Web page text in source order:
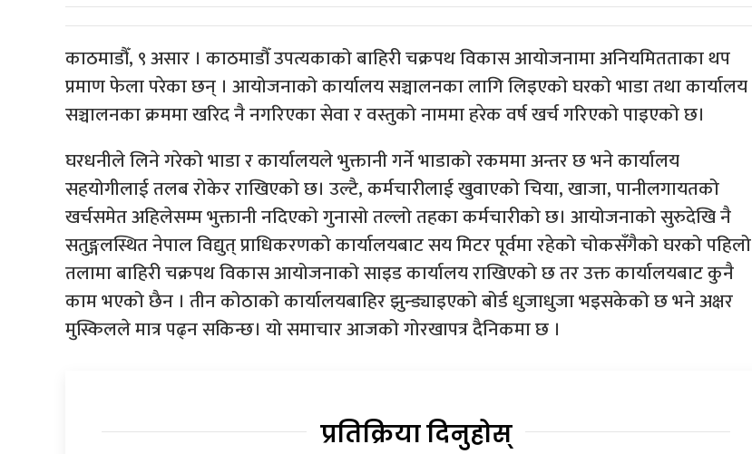
काठमाडौँ, ९ असार । काठमाडौँ उपत्यकाको बाहिरी चक्रपथ विकास आयोजनामा अनियमितताका थप
प्रमाण फेला परेका छन् । आयोजनाको कार्यालय सञ्चालनका लागि लिइएको घरको भाडा तथा कार्यालय
सञ्चालनका क्रममा खरिद नै नगरिएका सेवा र वस्तुको नाममा हरेक वर्ष खर्च गरिएको पाइएको छ।
घरधनीले लिने गरेको भाडा र कार्यालयले भुक्तानी गर्ने भाडाको रकममा अन्तर छ भने कार्यालय
सहयोगीलाई तलब रोकेर राखिएको छ। उल्टै, कर्मचारीलाई खुवाएको चिया, खाजा, पानीलगायतको
खर्चसमेत अहिलेसम्म भुक्तानी नदिएको गुनासो तल्लो तहका कर्मचारीको छ। आयोजनाको सुरुदेखि नै
सतुङ्गलस्थित नेपाल विद्युत् प्राधिकरणको कार्यालयबाट सय मिटर पूर्वमा रहेको चोकसँगैको घरको पहिलो
तलामा बाहिरी चक्रपथ विकास आयोजनाको साइड कार्यालय राखिएको छ तर उक्त कार्यालयबाट कुनै
काम भएको छैन । तीन कोठाको कार्यालयबाहिर झुन्ड्याइएको बोर्ड धुजाधुजा भइसकेको छ भने अक्षर
मुस्किलले मात्र पढ्न सकिन्छ। यो समाचार आजको गोरखापत्र दैनिकमा छ ।
प्रतिक्रिया दिनुहोस्